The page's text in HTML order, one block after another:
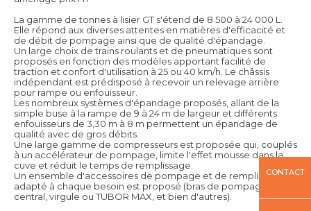
La gamme de tonnes à lisier GT s'étend de 8 500 à 24 000 L.
Elle répond aux diverses attentes en matières d'efficacité et
de débit de pompage ainsi que de qualité d'épandage.
Un large choix de trains roulants et de pneumatiques sont
proposés en fonction des modèles apportant facilité de
traction et confort d'utilisation à 25 ou 40 km/h. Le châssis
indépendant est prédisposé à recevoir un relevage arrière
pour rampe ou enfouisseur.
Les nombreux systèmes d'épandage proposés, allant de la
simple buse à la rampe de 9 à 24 m de largeur et différents
enfouisseurs de 3,30 m à 8 m permettent un épandage de
qualité avec de gros débits.
Une large gamme de compresseurs est proposée qui, couplés
à un accélérateur de pompage, limite l'effet mousse dans la
cuve et réduit le temps de remplissage.
Un ensemble d'accessoires de pompage et de remplissage
adapté à chaque besoin est proposé (bras de pompage
central, virgule ou TUBOR MAX, et bien d'autres).
CONTACT